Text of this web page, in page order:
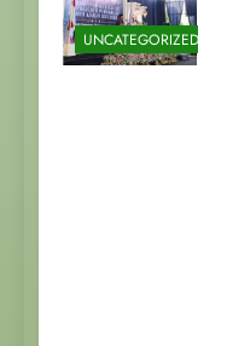
UNCATEGORIZED